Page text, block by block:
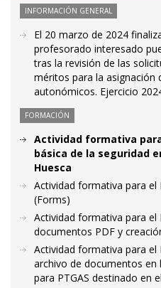
INFORMACIÓN GENERAL
El 20 marzo de 2024
profesorado interesado
tras la revisión de las
méritos para la asignación
autonómicos. Ejercicio
FORMACIÓN
Actividad formativa
básica de la seguridad
Huesca
Actividad formativa para el
(Forms)
Actividad formativa para el
documentos PDF y
Actividad formativa para el
archivo de documentos en
para PTGAS destinado en